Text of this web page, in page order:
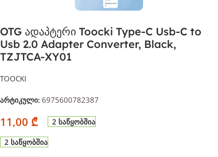
OTG ადაპტერი Toocki Type-C Usb-C to
Usb 2.0 Adapter Converter, Black,
TZJTCA-XY01
TOOCKI
არტიკული: 6975600782387
11,00 ₾ 2 საწყობშია
2 საწყობშია